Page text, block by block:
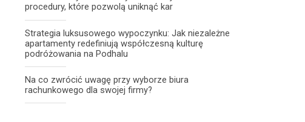
procedury, które pozwolą uniknąć kar
Strategia luksusowego wypoczynku: Jak niezależne
apartamenty redefiniują współczesną kulturę
podróżowania na Podhalu
Na co zwrócić uwagę przy wyborze biura
rachunkowego dla swojej firmy?